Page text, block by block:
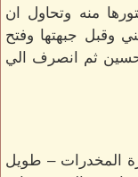
منه وتحاول ان
وقبل جبهتها وفتح
حسين ثم انصرف الي
المخدرات – طويل